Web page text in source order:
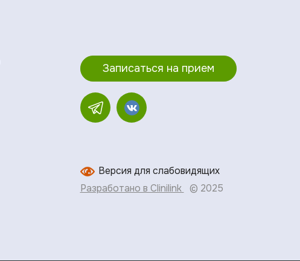
Записаться на прием
Версия для слабовидящих
Разработано в Clinilink
© 2025